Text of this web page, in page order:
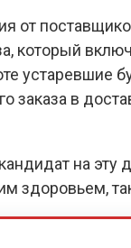
от
который
устаревшие
заказа в
на эту
здоровьем,